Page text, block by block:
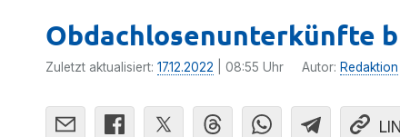
Obdachlosenunterkünfte
Zuletzt aktualisiert: 17.12.2022 | 08:55 Uhr Autor: Redaktion